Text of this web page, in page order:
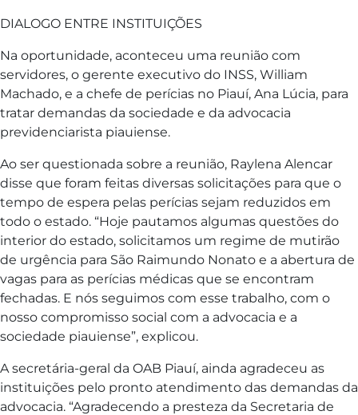
DIALOGO ENTRE INSTITUIÇÕES
Na oportunidade, aconteceu uma reunião com
servidores, o gerente executivo do INSS, William
Machado, e a chefe de perícias no Piauí, Ana Lúcia, para
tratar demandas da sociedade e da advocacia
previdenciarista piauiense.
Ao ser questionada sobre a reunião, Raylena Alencar
disse que foram feitas diversas solicitações para que o
tempo de espera pelas perícias sejam reduzidos em
todo o estado. “Hoje pautamos algumas questões do
interior do estado, solicitamos um regime de mutirão
de urgência para São Raimundo Nonato e a abertura de
vagas para as perícias médicas que se encontram
fechadas. E nós seguimos com esse trabalho, com o
nosso compromisso social com a advocacia e a
sociedade piauiense”, explicou.
A secretária-geral da OAB Piauí, ainda agradeceu as
instituições pelo pronto atendimento das demandas da
advocacia. “Agradecendo a presteza da Secretaria de